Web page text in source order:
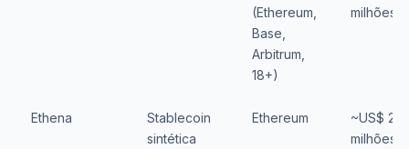
(Ethereum,
Base,
Arbitrum,
18+)
milhões
Ethena
Stablecoin
sintética
Ethereum
~US$
milhões